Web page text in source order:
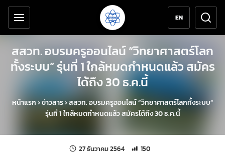
ข้ามไปยังเนื้อหาหลัก
เครื่องมือช่วยเหลือ
EN
สสวท. อบรมครูออนไลน์ “วิทยาศาสตร์โลก
ทั้งระบบ” รุ่นที่ 1 ใกล้หมดกำหนดแล้ว สมัคร
ได้ถึง 30 ธ.ค.นี้
หน้าแรก›ข่าวสาร›สสวท. อบรมครูออนไลน์ “วิทยาศาสตร์โลกทั้งระบบ”
รุ่นที่ 1 ใกล้หมดกำหนดแล้ว สมัครได้ถึง 30 ธ.ค.นี้
27 ธันวาคม 2564 แก้ไขล่าสุดเมื่อ:
จำนวนการเข้าชม 150 ครั้ง
150